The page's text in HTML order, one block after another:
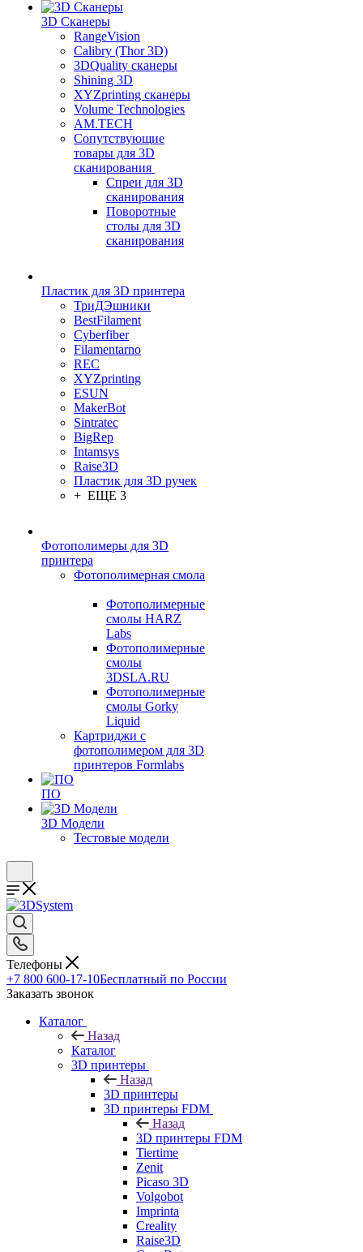
3D Сканеры
RangeVision
Calibry (Thor 3D)
3DQuality сканеры
Shining 3D
XYZprinting сканеры
Volume Technologies
AM.TECH
Сопутствующие
товары для 3D
сканирования
Спреи для 3D
сканирования
Поворотные
столы для 3D
сканирования
Пластик для 3D принтера
ТриДЭшники
BestFilament
Cyberfiber
Filamentarno
REC
XYZprinting
ESUN
MakerBot
Sintratec
BigRep
Intamsys
Raise3D
Пластик для 3D ручек
+ ЕЩЕ 3
Фотополимеры для 3D
принтера
Фотополимерная смола
Фотополимерные
смолы HARZ
Labs
Фотополимерные
смолы
3DSLA.RU
Фотополимерные
смолы Gorky
Liquid
Картриджи с
фотополимером для 3D
принтеров Formlabs
ПО
3D Модели
Тестовые модели
Телефоны
+7 800 600-17-10Бесплатный по России
Заказать звонок
Каталог
Назад
Каталог
3D принтеры
Назад
3D принтеры
3D принтеры FDM
Назад
3D принтеры FDM
Tiertime
Zenit
Picaso 3D
Volgobot
Imprinta
Creality
Raise3D